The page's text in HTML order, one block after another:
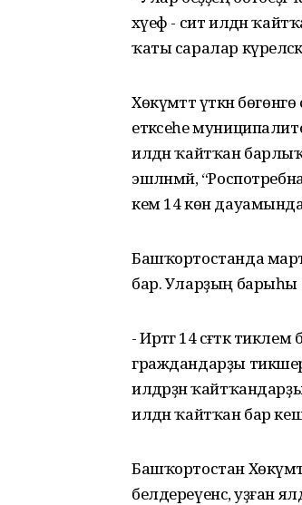
хәүеф - сит илдән
ҡаты саралар
Хөкүмәттә үткән
етәксеһе
илдән ҡайтҡан
эшләнмәй,
кем 14 көн
Башҡортостанда
бар. Уларҙың барыһы
- Иртәгә 14 сәғәткә
граждандарҙы
илдәрҙән
илдән ҡайтҡан бар
Башҡортостан
белдереүенсә, уҙған